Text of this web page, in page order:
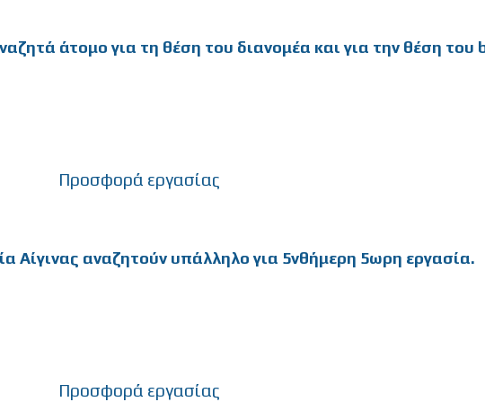
άτομο για τη θέση του διανομέα και για την θέση του
Προσφορά εργασίας
Αίγινας αναζητούν υπάλληλο για 5νθήμερη 5ωρη εργασία.
Προσφορά εργασίας